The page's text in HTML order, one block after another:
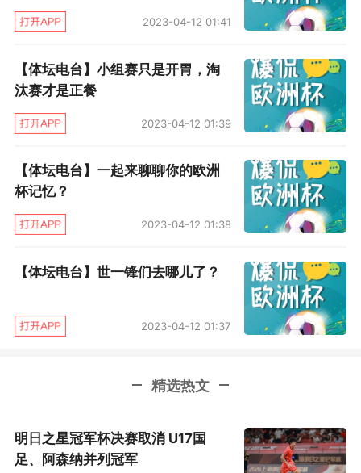
的代价：西甲将把未来50年内10.95%的权益出
于摩根大通这种资本发西甲国难财的行为，无论
这个协议能否确保签下梅西，无论这个协议是否
要求巴萨在欧超和西甲之间站队，这种协议实质
止渴的行为，几乎是一边倒的反对，倒是西甲想
借此逼宫巴萨在西甲和欧超之间站队让人摸不着
头脑，毕竟这代价过大。
至于巴萨声明的性质，基本就是我真没辙了：
工资帽特例没戏，西甲诸队反对；
清人清不动（题外话羡慕财务危机的国米运气
好：卢卡库1.3亿+阿什拉夫7000万））巴萨队内
2023-04-12 01:41
【体坛电台】小组赛只是开胃，淘
汰赛才是正餐
2023-04-12 01:39
【体坛电台】一起来聊聊你的欧洲
杯记忆？
2023-04-12 01:38
【体坛电台】世一锋们去哪儿了？
2023-04-12 01:37
精选热文
明日之星冠军杯决赛取消 U17国
足、阿森纳并列冠军